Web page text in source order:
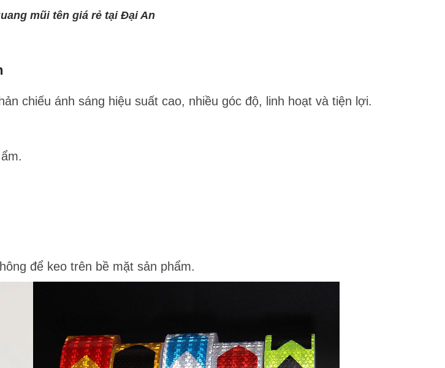
mũi tên giá rẻ tại Đại An
chiếu ánh sáng hiệu suất cao, nhiều góc độ, linh hoạt và tiện lợi.
để keo trên bề mặt sản phẩm.